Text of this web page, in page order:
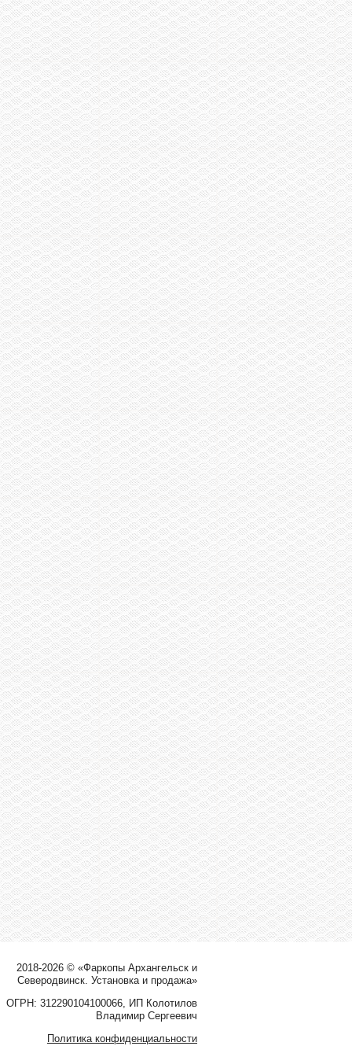
2018-2026 © «Фаркопы Архангельск и
Северодвинск. Установка и продажа»
ОГРН: 312290104100066, ИП Колотилов
Владимир Сергеевич
Политика конфиденциальности